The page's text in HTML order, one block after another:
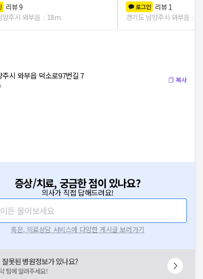
리뷰9
양주시 와부읍
18m
로그인 리뷰 1
경기도 남양주시 와부읍
주시 와부읍 덕소로97번길 7 복사
증상/치료, 궁금한 점이 있나요?
의사가 직접 답해드려요!
든 물어보세요
혹은, 의료상담 서비스에 다양한 게시글 보러가기
잘못된 병원정보가 있나요?
팀에 알려주세요!